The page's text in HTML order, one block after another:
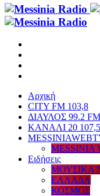
Αρχική
CITY FM 103,8
ΔΙΑΥΛΟΣ 99.2 FM
ΚΑΝΑΛΙ 20
MESSINIA
Eιδήσεις
ΜΟΥΣΙΚΑ
ΕΛΛΑΔΑ
ΚΟΣΜΟΣ